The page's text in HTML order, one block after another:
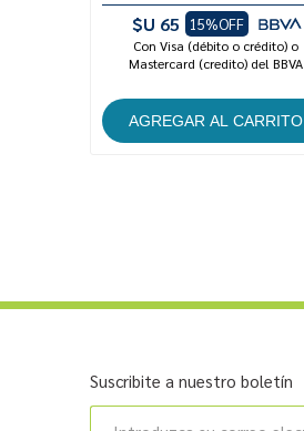
$U 65
15%OFF
Con Visa (débito o crédito) o
Mastercard (credito) del BBVA
Suscribite a nuestro boletín